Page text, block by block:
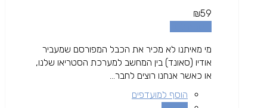
₪59
מי מאיתנו לא מכיר את הכבל המפורסם שמעביר
אודיו (סאונד) בין המחשב למערכת הסטריאו שלנו,
או כאשר אנחנו רוצים לחבר...
הוסף למועדפים